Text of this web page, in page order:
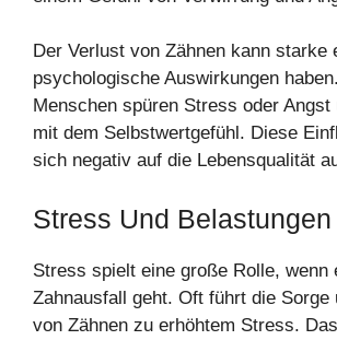
Der Verlust von Zähnen kann starke
psychologische Auswirkungen
Menschen spüren Stress oder Angst
mit dem Selbstwertgefühl. Diese
sich negativ auf die Lebensqualität
Stress Und Belastungen
Stress spielt eine große Rolle, wenn
Zahnausfall geht. Oft führt die Sorge
von Zähnen zu erhöhtem Stress.